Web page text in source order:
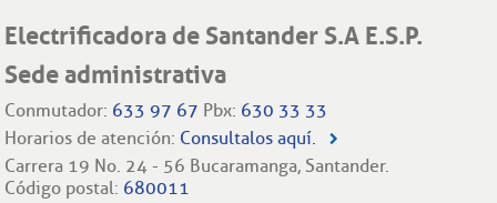
Electrificadora de Santander S.A E.S.P.
Sede administrativa
Conmutador: 633 97 67 Pbx: 630 33 33
Horarios de atención: Consultalos aquí.
Carrera 19 No. 24 - 56 Bucaramanga, Santander.
Código postal: 680011